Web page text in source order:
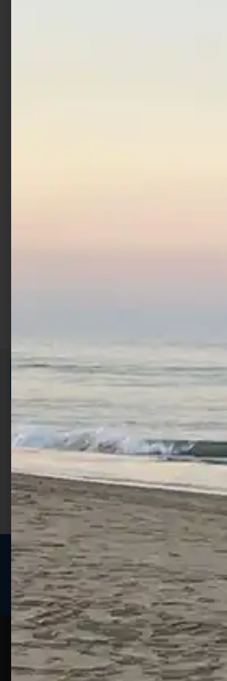
ISCRIVITI E RICEVI 3,50€ DI
SCONTO >
Per ogni acquisto accumuli ulteriori
punti;
Utilizza i punti per ricevere uno
sconto;
I punti sono indicati nella pagina
prodotto;
Seguici sui social
Web
Pesca
Un portale
pensato
Esperienze
Guide
sulla
pesca
Assistenza
Clienti
Siamo
Contatti
Assistenza
Ecommerce